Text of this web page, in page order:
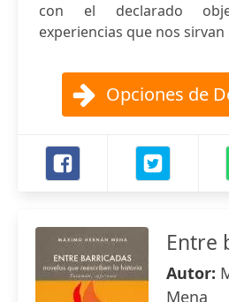
con el declarado
experiencias que nos
Opciones de
Entre
Autor:
Mena